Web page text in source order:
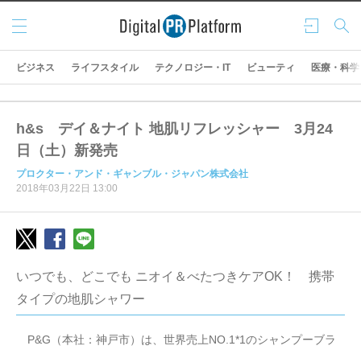
ログ
イン
検索
メニ
ュー
ビジネス ライフスタイル テクノロジー・IT ビューティ 医療・科学
h&s デイ＆ナイト 地肌リフレッシャー 3月24
日（土）新発売
プロクター・アンド・ギャンブル・ジャパン株式会社
2018年03月22日 13:00
いつでも、どこでも ニオイ＆べたつきケアOK！ 携帯
タイプの地肌シャワー
P&G（本社：神戸市）は、世界売上NO.1*1のシャンプーブラ